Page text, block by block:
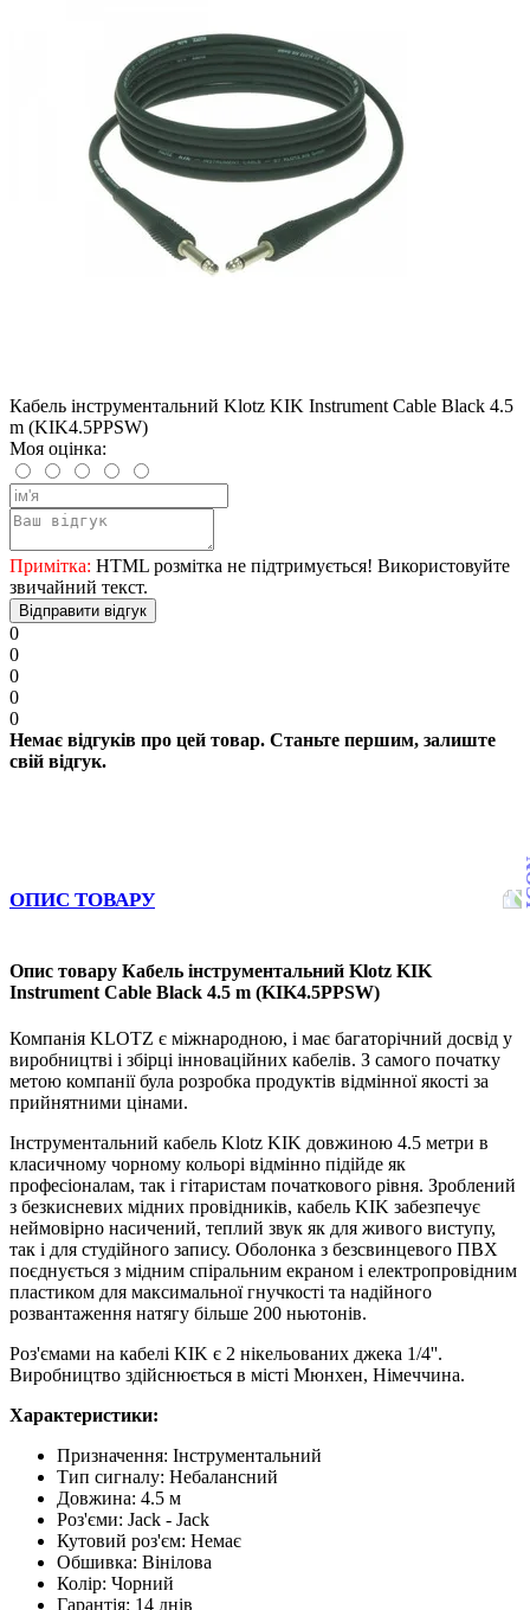
Кабель інструментальний Klotz KIK Instrument Cable Black 4.5
m (KIK4.5PPSW)
Моя оцінка:
Примітка: HTML розмітка не підтримується! Використовуйте
звичайний текст.
Відправити відгук
0
0
0
0
0
Немає відгуків про цей товар. Станьте першим, залиште
свій відгук.
ОПИС ТОВАРУ
Опис товару Кабель інструментальний Klotz KIK
Instrument Cable Black 4.5 m (KIK4.5PPSW)
Компанія KLOTZ є міжнародною, і має багаторічний досвід у
виробництві і збірці інноваційних кабелів. З самого початку
метою компанії була розробка продуктів відмінної якості за
прийнятними цінами.
Інструментальний кабель Klotz KIK довжиною 4.5 метри в
класичному чорному кольорі відмінно підійде як
професіоналам, так і гітаристам початкового рівня. Зроблений
з безкисневих мідних провідників, кабель KIK забезпечує
неймовірно насичений, теплий звук як для живого виступу,
так і для студійного запису. Оболонка з безсвинцевого ПВХ
поєднується з мідним спіральним екраном і електропровідним
пластиком для максимальної гнучкості та надійного
розвантаження натягу більше 200 ньютонів.
Роз'ємами на кабелі KIK є 2 нікельованих джека 1/4''.
Виробництво здійснюється в місті Мюнхен, Німеччина.
Характеристики:
Призначення: Інструментальний
Тип сигналу: Небалансний
Довжина: 4.5 м
Роз'єми: Jack - Jack
Кутовий роз'єм: Немає
Обшивка: Вінілова
Колір: Чорний
Гарантія: 14 днів